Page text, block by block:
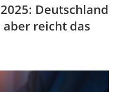
Deutschland
reicht das